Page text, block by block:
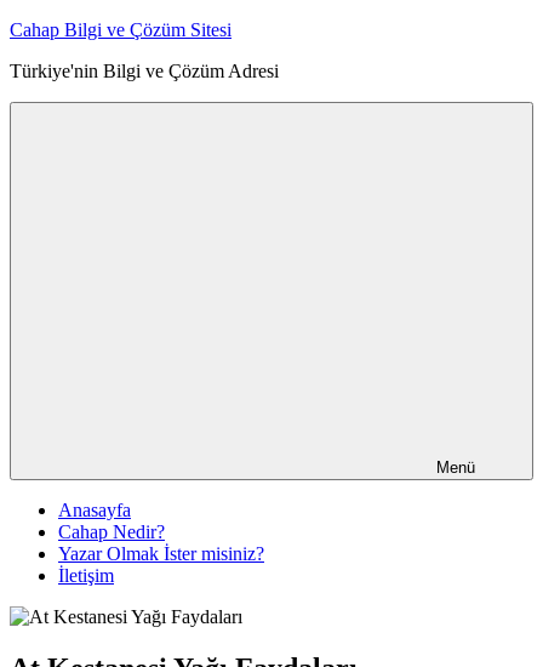
İçeriğe
Cahap Bilgi ve Çözüm Sitesi
Türkiye'nin Bilgi ve Çözüm Adresi
Menü
Anasayfa
Cahap Nedir?
Yazar Olmak İster misiniz?
İletişim